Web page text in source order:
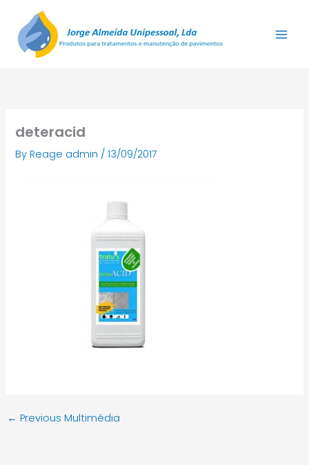
content
deteracid
ByReage admin /13/09/2017
← Previous Multimédia